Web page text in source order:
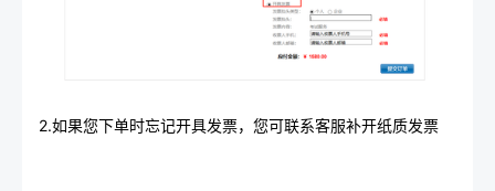
2.如果您下单时忘记开具发票，您可联系客服补开纸质发票